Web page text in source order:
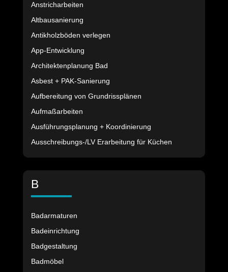
Anstricharbeiten
Altbausanierung
Antikholzböden verlegen
App-Entwicklung
Architektenplanung Bad
Asbest + PAK-Sanierung
Aufbereitung von Grundrissplänen
Aufmaßarbeiten
Ausführungsplanung + Koordinierung
Ausschreibungs-/LV Erarbeitung für Küchen
B
Badarmaturen
Badeinrichtung
Badgestaltung
Badmöbel